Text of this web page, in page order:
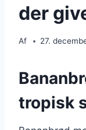
der
Af 27.
tropisk